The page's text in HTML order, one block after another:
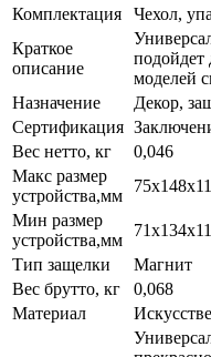
Комплектация
Чехол,
Краткое
описание
подойдет
моделей
Назначение
Декор,
Сертификация
Вес нетто, кг
0,046
Макс размер
устройства,мм
75x148x11
Мин размер
устройства,мм
71x134x11
Тип защелки
Магнит
Вес брутто, кг
0,068
Материал